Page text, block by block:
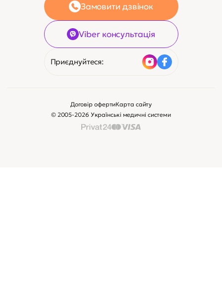
Замовити дзвінок
Viber консультація
Приєднуйтеся:
© 2005-2026 Українські медичні системи
Договір офертиКарта сайту